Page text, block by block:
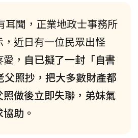
耳聞，正業地政士事務所
近日有一位民眾出怪
， 自已擬了一封「自書
父照抄，把大多數財產都
做後立即失聯，弟妹氣
助。